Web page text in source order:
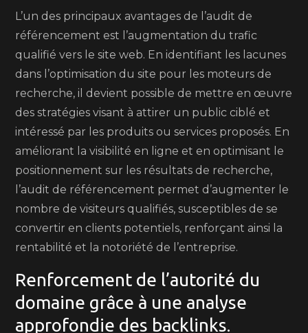
L’un des principaux avantages de l’audit de
référencement est l’augmentation du trafic
qualifié vers le site web. En identifiant les lacunes
dans l’optimisation du site pour les moteurs de
recherche, il devient possible de mettre en œuvre
des stratégies visant à attirer un public ciblé et
intéressé par les produits ou services proposés. En
améliorant la visibilité en ligne et en optimisant le
positionnement sur les résultats de recherche,
l’audit de référencement permet d’augmenter le
nombre de visiteurs qualifiés, susceptibles de se
convertir en clients potentiels, renforçant ainsi la
rentabilité et la notoriété de l’entreprise.
Renforcement de l’autorité du
domaine grâce à une analyse
approfondie des backlinks.